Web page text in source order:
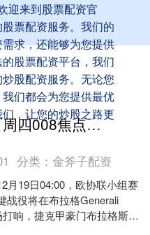
迎来到股票配资官
票配资服务。我们的
求，还能够为您提供
股票配资平台，我们
股配资服务。无论您
们都会为您提供最优
，让您的炒股之路更
优先配 周四008焦点：83%胜率锁定主胜？布斯巴达主场碾碎阿伯丁
分类：金斧子配资
月19日04:00，欧协联小组赛
战役将在布拉格Generali
响，捷克甲豪门布拉格斯巴